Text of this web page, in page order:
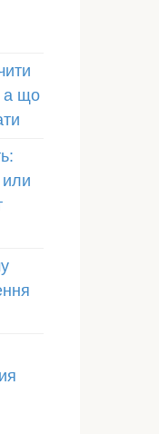
а що